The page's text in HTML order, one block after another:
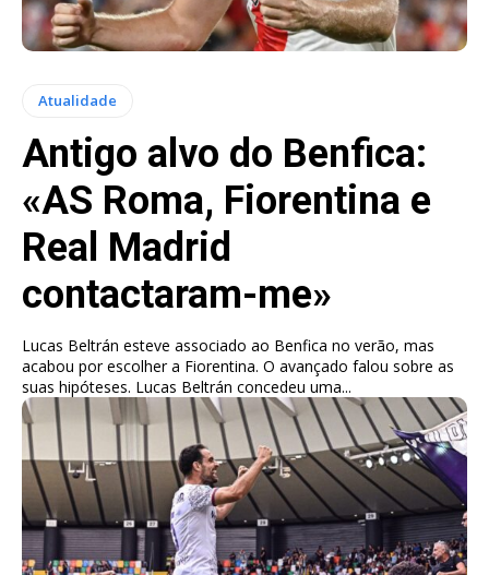
Atualidade
Antigo alvo do Benfica:
«AS Roma, Fiorentina e
Real Madrid
contactaram-me»
Lucas Beltrán esteve associado ao Benfica no verão, mas
acabou por escolher a Fiorentina. O avançado falou sobre as
suas hipóteses. Lucas Beltrán concedeu uma...